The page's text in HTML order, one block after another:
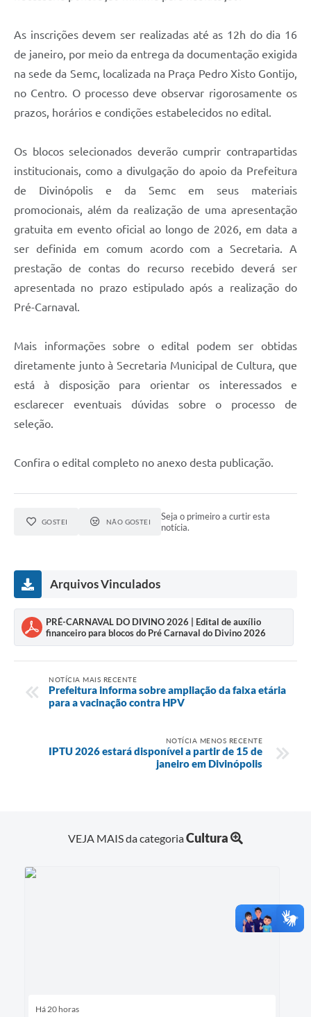
As inscrições devem ser realizadas até as 12h do dia 16
de janeiro, por meio da entrega da documentação exigida
na sede da Semc, localizada na Praça Pedro Xisto Gontijo,
no Centro. O processo deve observar rigorosamente os
prazos, horários e condições estabelecidos no edital.
Os blocos selecionados deverão cumprir contrapartidas
institucionais, como a divulgação do apoio da Prefeitura
de Divinópolis e da Semc em seus materiais
promocionais, além da realização de uma apresentação
gratuita em evento oficial ao longo de 2026, em data a
ser definida em comum acordo com a Secretaria. A
prestação de contas do recurso recebido deverá ser
apresentada no prazo estipulado após a realização do
Pré-Carnaval.
Mais informações sobre o edital podem ser obtidas
diretamente junto à Secretaria Municipal de Cultura, que
está à disposição para orientar os interessados e
esclarecer eventuais dúvidas sobre o processo de
seleção.
Confira o edital completo no anexo desta publicação.
GOSTEI NÃO GOSTEI
Seja o primeiro a curtir esta
notícia.
Arquivos Vinculados
PRÉ-CARNAVAL DO DIVINO 2026 | Edital de auxílio
financeiro para blocos do Pré Carnaval do Divino 2026
NOTÍCIA MAIS RECENTE
Prefeitura informa sobre ampliação da faixa etária
para a vacinação contra HPV
NOTÍCIA MENOS RECENTE
IPTU 2026 estará disponível a partir de 15 de
janeiro em Divinópolis
VEJA MAIS da categoriaCultura
Há 20 horas